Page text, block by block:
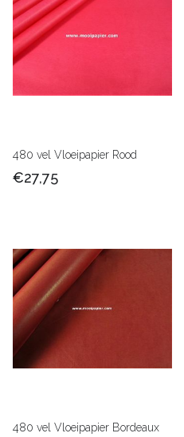
480 vel Vloeipapier Rood
€27,75
480 vel Vloeipapier Bordeaux